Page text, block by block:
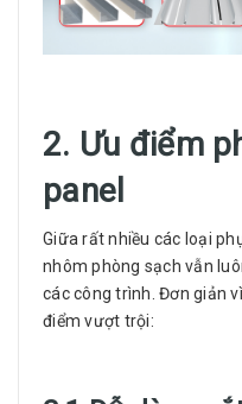
2. Ưu điểm
panel
Giữa rất nhiều các loại
nhôm phòng sạch vẫn
các công trình. Đơn giản
điểm vượt trội: